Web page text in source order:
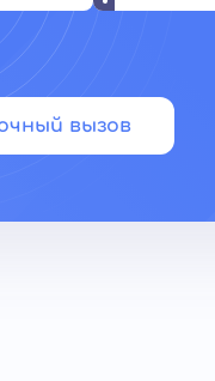
вызов